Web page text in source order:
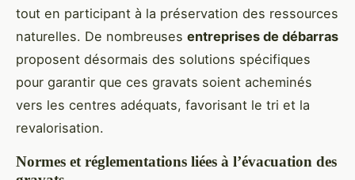
tout en participant à la préservation des ressources
naturelles. De nombreuses entreprises de débarras
proposent désormais des solutions spécifiques
pour garantir que ces gravats soient acheminés
vers les centres adéquats, favorisant le tri et la
revalorisation.
Normes et réglementations liées à l’évacuation des